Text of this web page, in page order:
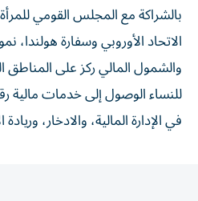
بالشراكة مع المجلس القومي
الاتحاد الأوروبي وسفارة هولندا،
والشمول المالي ركز على المناطق
للنساء الوصول إلى خدمات مالية
في الإدارة المالية، والادخار،